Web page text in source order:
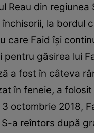
Reau din
la bordul
care Faid își
pentru găsirea lui
a fost în câteva
în feneie, a
octombrie 2018,
a reîntors după